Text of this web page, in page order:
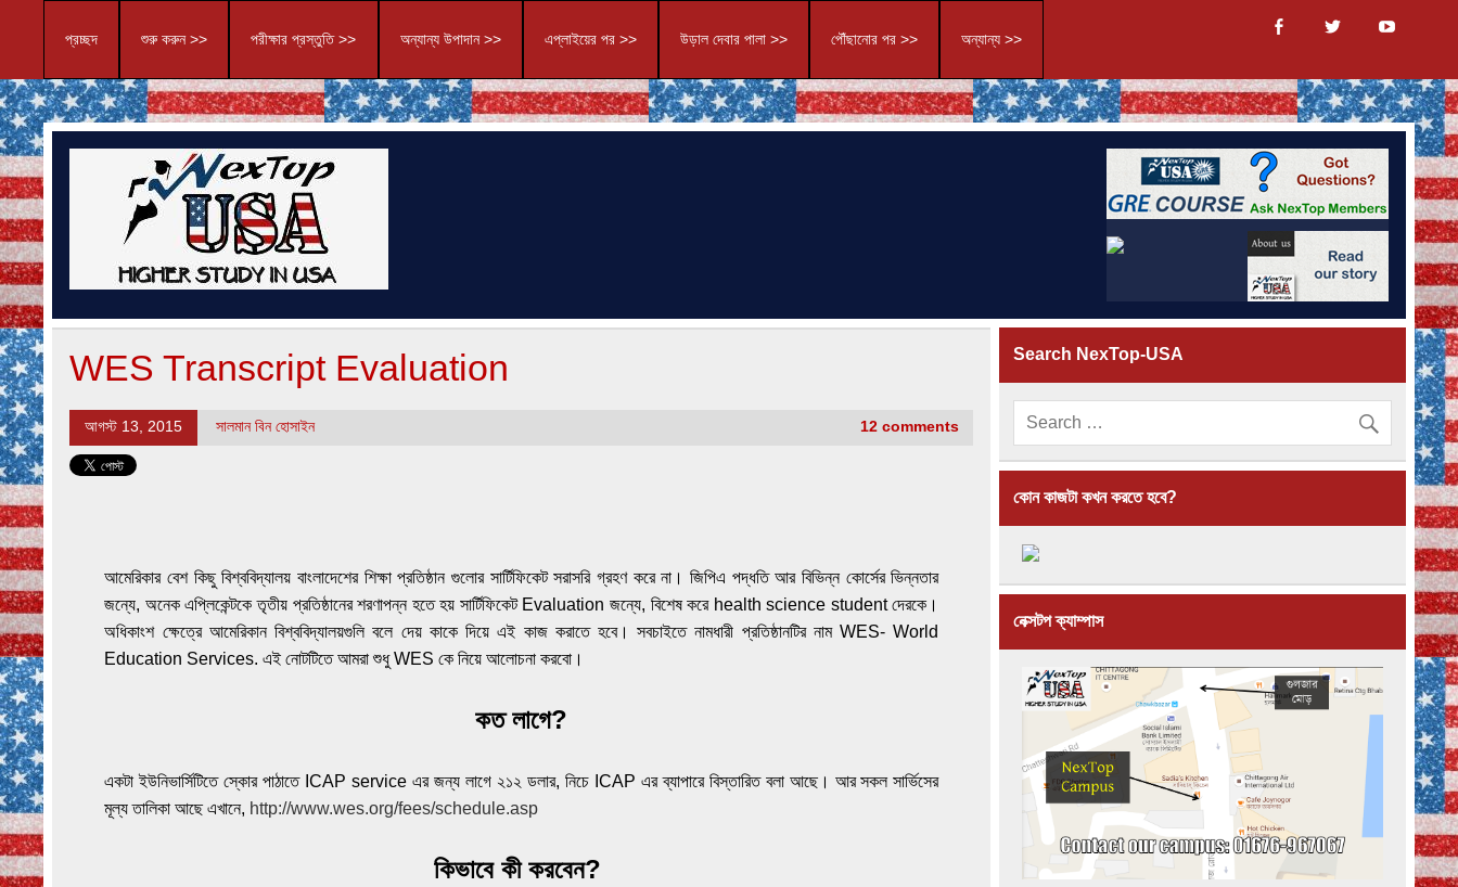
প্রচ্ছদ শুরু করুন >> পরীক্ষার প্রস্তুতি >> অন্যান্য উপাদান >> এপ্লাইয়ের পর >> উড়াল দেবার পালা >> পৌঁছানোর পর >> অন্যান্য >>
WES Transcript Evaluation
আগস্ট 13, 2015 সালমান বিন হোসাইন 12 comments
আমেরিকার বেশ কিছু বিশ্ববিদ্যালয় বাংলাদেশের শিক্ষা প্রতিষ্ঠান গুলোর সার্টিফিকেট সরাসরি গ্রহণ করে না। জিপিএ পদ্ধতি আর বিভিন্ন কোর্সের ভিন্নতার
জন্যে, অনেক এপ্লিকেন্টকে তৃতীয় প্রতিষ্ঠানের শরণাপন্ন হতে হয় সার্টিফিকেট Evaluation জন্যে, বিশেষ করে health science student দেরকে।
অধিকাংশ ক্ষেত্রে আমেরিকান বিশ্ববিদ্যালয়গুলি বলে দেয় কাকে দিয়ে এই কাজ করাতে হবে। সবচাইতে নামধারী প্রতিষ্ঠানটির নাম WES- World
Education Services. এই নোটটিতে আমরা শুধু WES কে নিয়ে আলোচনা করবো।
কত লাগে?
একটা ইউনিভার্সিটিতে স্কোর পাঠাতে ICAP service এর জন্য লাগে ২১২ ডলার, নিচে ICAP এর ব্যাপারে বিস্তারিত বলা আছে। আর সকল সার্ভিসের
মূল্য তালিকা আছে এখানে, http://www.wes.org/fees/schedule.asp
কিভাবে কী করবেন?
Search NexTop-USA
কোন কাজটা কখন করতে হবে?
নেক্সটপ ক্যাম্পাস